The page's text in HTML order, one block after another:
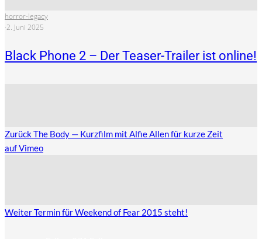
horror-legacy
·2. Juni 2025
Black Phone 2 – Der Teaser-Trailer ist online!
ZurückThe Body — Kurzfilm mit Alfie Allen für kurze Zeit
auf Vimeo
WeiterTermin für Weekend of Fear 2015 steht!